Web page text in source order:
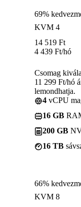
69%
KVM 4
14 519 Ft
4 439 Ft/hó
Csomag
11 299 Ft/hó
lemondhatja.
4 vCPU
16 GB
200 GB
16 TB
66%
KVM 8